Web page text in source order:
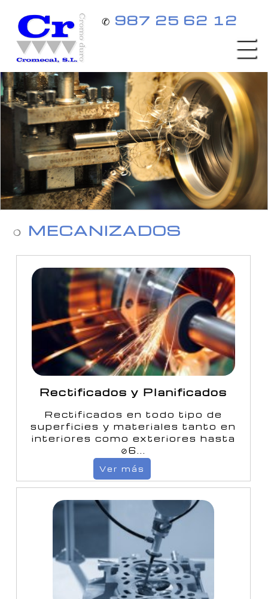
✆ 987 25 62 12
MECANIZADOS
Rectificados y Planificados
Rectificados en todo tipo de
superficies y materiales tanto en
interiores como exteriores hasta
⊘6...
Ver más